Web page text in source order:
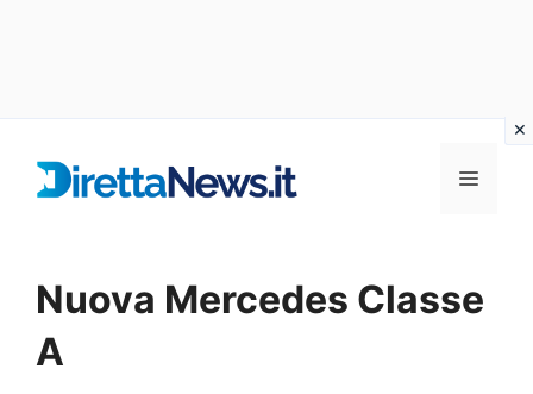
Menu
Nuova Mercedes Classe
A